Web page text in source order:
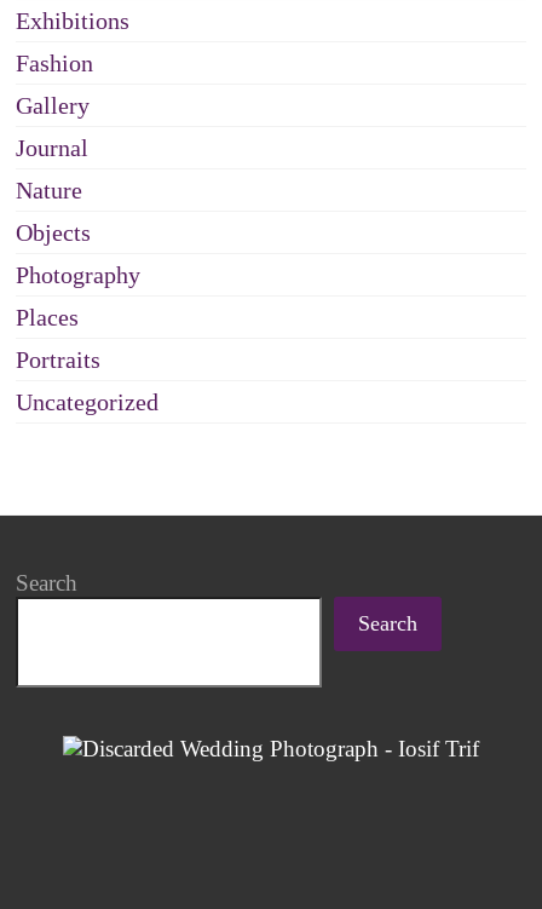
Exhibitions
Fashion
Gallery
Journal
Nature
Objects
Photography
Places
Portraits
Uncategorized
Search
Search